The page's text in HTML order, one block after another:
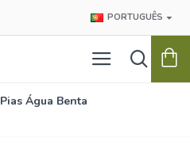
PORTUGUÊS
Pias Água Benta